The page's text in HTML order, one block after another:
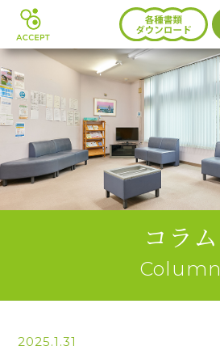
コラム
Column
2025.1.31